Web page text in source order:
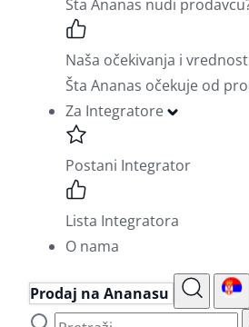
Šta Ananas nudi
Naša očekivanja i
Šta Ananas očekuje od
Za Integratore
Postani Integrator
Lista Integratora
O nama
Prodaj na Ananasu